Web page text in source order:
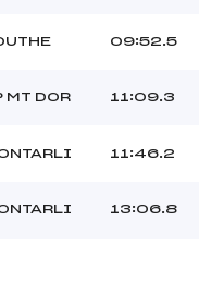
09:52.5
MT DOR 11:09.3
11:46.2
13:06.8